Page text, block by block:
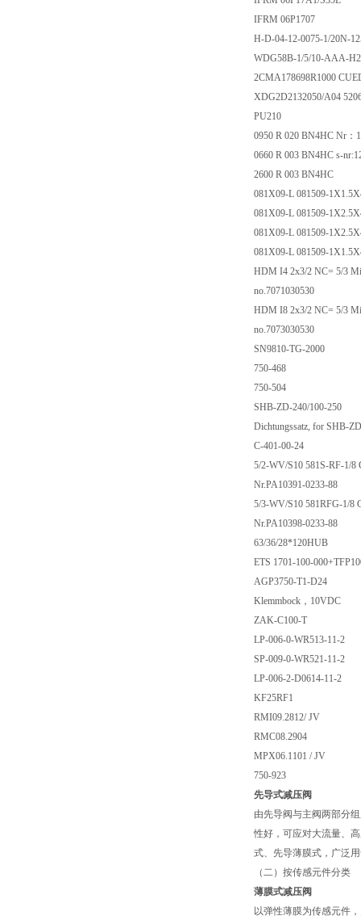
IFRM 06P1707
H-D-04-12-0075-1/20N-
WDG58B-1/5/10-AAA-
2CMA178698R1000
XDG2D2132050/A04
PU210
0950 R 020 BN4HC Nr：
0660 R 003 BN4HC s-
2600 R 003 BN4HC
081X09-L 081509-
081X09-L 081509-
081X09-L 081509-
081X09-L 081509-
HDM I4 2x3/2 NC= 5/3
no.7071030530
HDM I8 2x3/2 NC= 5/3
no.7073030530
SN9810-TG-2000
750-468
750-504
SHB-ZD-240/100-250
Dichtungssatz, for SHB-
C-401-00-24
5/2-WV/S10 581S-RF-1/8
Nr.PA10391-0233-88
5/3-WV/S10 581RFG-1/8
Nr.PA10398-0233-88
63/36/28*120HUB
ETS 1701-100-
AGP3750-T1-D24
Klemmbock，10VDC
ZAK-C100-T
LP-006-0-WR513-11-2
SP-009-0-WR521-11-2
LP-006-2-D0614-11-2
KF25RF1
RMI09.2812/ JV
RMC08.2904
MPX06.1101 / JV
750-923
先导式减压阀
由先导阀与主阀两部分
性好，可应对大流量、
式、先导薄膜式，广泛
（二）按传感元件分类
薄膜式减压阀
以弹性薄膜为传感元件